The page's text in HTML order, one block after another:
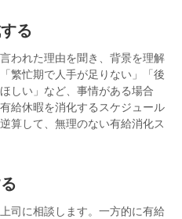
る
われた理由を聞き、背景を理解
繁忙期で人手が足りない」「後
しい」など、事情がある場合
給休暇を消化するスケジュール
算して、無理のない有給消化ス
司に相談します。一方的に有給